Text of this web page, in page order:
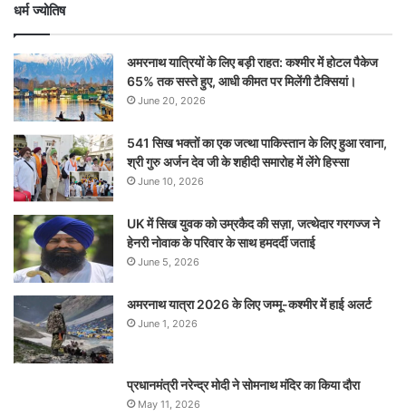
धर्म ज्योतिष
अमरनाथ यात्रियों के लिए बड़ी राहत: कश्मीर में होटल पैकेज
65% तक सस्ते हुए, आधी कीमत पर मिलेंगी टैक्सियां।
June 20, 2026
541 सिख भक्तों का एक जत्था पाकिस्तान के लिए हुआ रवाना,
श्री गुरु अर्जन देव जी के शहीदी समारोह में लेंगे हिस्सा
June 10, 2026
UK में सिख युवक को उम्रकैद की सज़ा, जत्थेदार गरगज्ज ने
हेनरी नोवाक के परिवार के साथ हमदर्दी जताई
June 5, 2026
अमरनाथ यात्रा 2026 के लिए जम्मू-कश्मीर में हाई अलर्ट
June 1, 2026
प्रधानमंत्री नरेन्‍द्र मोदी ने सोमनाथ मंदिर का किया दौरा
May 11, 2026